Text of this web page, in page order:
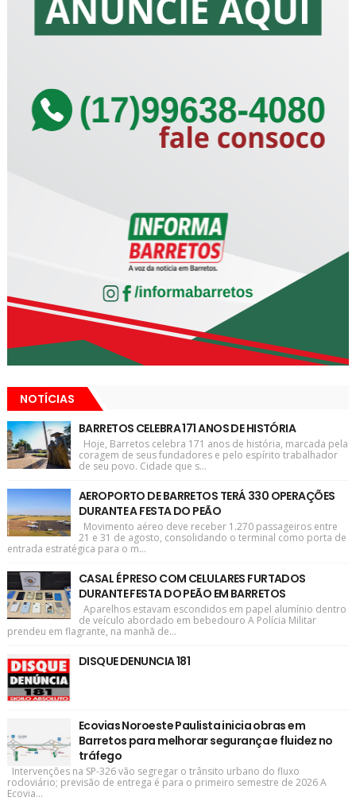
NOTÍCIAS
BARRETOS CELEBRA 171 ANOS DE HISTÓRIA
Hoje, Barretos celebra 171 anos de história, marcada pela
coragem de seus fundadores e pelo espírito trabalhador
de seu povo. Cidade que s...
AEROPORTO DE BARRETOS TERÁ 330 OPERAÇÕES
DURANTE A FESTA DO PEÃO
Movimento aéreo deve receber 1.270 passageiros entre
21 e 31 de agosto, consolidando o terminal como porta de
entrada estratégica para o m...
CASAL É PRESO COM CELULARES FURTADOS
DURANTE FESTA DO PEÃO EM BARRETOS
Aparelhos estavam escondidos em papel alumínio dentro
de veículo abordado em bebedouro A Polícia Militar
prendeu em flagrante, na manhã de...
DISQUE DENUNCIA 181
Ecovias Noroeste Paulista inicia obras em
Barretos para melhorar segurança e fluidez no
tráfego
Intervenções na SP-326 vão segregar o trânsito urbano do fluxo
rodoviário; previsão de entrega é para o primeiro semestre de 2026 A
Ecovia...